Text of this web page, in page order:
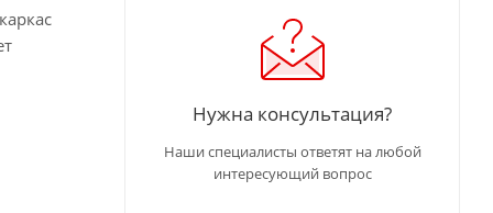
Нужна консультация?
Наши специалисты ответят на любой
интересующий вопрос